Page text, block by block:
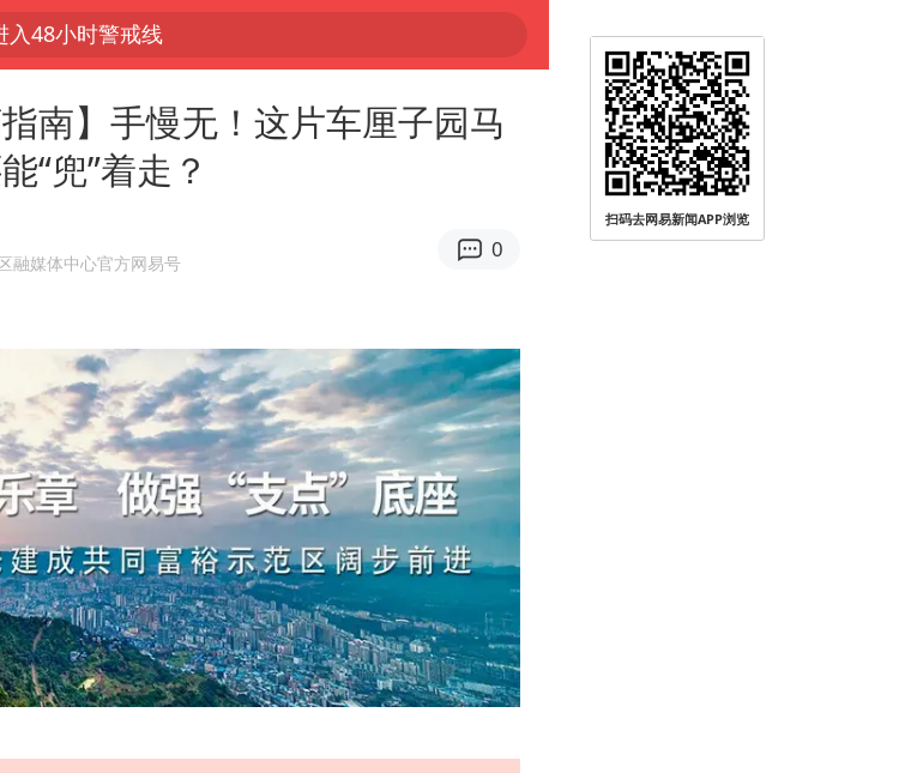
入48小时警戒线
发经济点亮城市消费活力
相智利俱乐部主场
太平洋海底开采稀土
受10万获刑1年
一箱上涨近百元
设立古巴工作组
轰2球
员妆容引争议 本人回应
禁止未经同意的电话营销
叫的其实是“媒姨”
致车辆损坏”不实
就广岛核爆81周年等答记者问
在等7号
干部带头休假
南】手慢无！这片车厘子园马
“兜”着走？
融媒体中心官方网易号
0
扫码去网易新闻APP浏览